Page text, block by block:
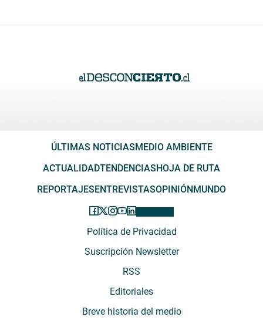
ÚLTIMAS NOTICIAS MEDIO AMBIENTE
ACTUALIDADTENDENCIAS HOJA DE RUTA
REPORTAJES ENTREVISTASOPINIÓN MUNDO
Política de Privacidad
Suscripción Newsletter
RSS
Editoriales
Breve historia del medio